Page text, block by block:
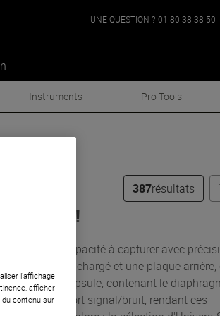
UNE QUESTION ? 01 80 38 38 50
Instruments Pro Tools
387résultats
Stock !
pour leur capacité à capturer avec
diaphragme chargé et une plaque
de la capsule, contenant le
rapport signal/bruit, rendant ces
l’affichage
afficher
contenu sur